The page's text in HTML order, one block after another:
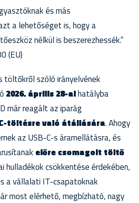
és más
a lehetőséget is, hogy a
nélkül is beszerezhessék.”
(EU)
töltőkről szóló irányelvének
2026. április 28-aihatályba
már reagált az iparág
töltésre való átállására. Ahogy
az USB-C-s áramellátásra, és
előre csomagolt töltő
hulladékok csökkentése érdekében,
a vállalati IT-csapatoknak
most elérhető, megbízható, nagy